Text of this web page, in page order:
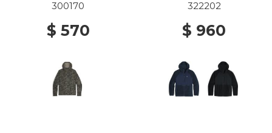
GREEN GRANITE PRINT
300170
$ 570
HEATHER
322202
$ 960